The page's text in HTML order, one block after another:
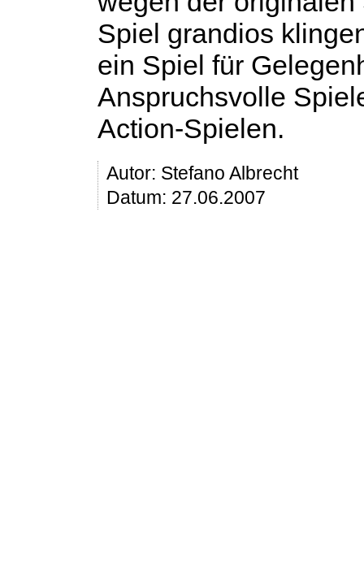
Spiel grandios
ein Spiel für
Anspruchsvolle
Action-Spielen.
Autor: Stefano Albrecht
Datum: 27.06.2007